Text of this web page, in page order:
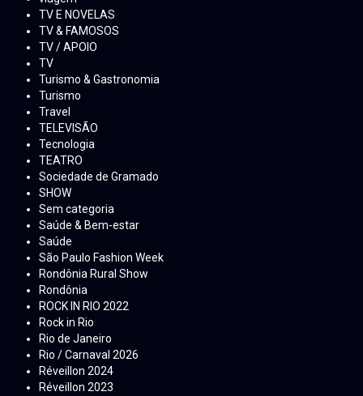
TV E NOVELAS
TV & FAMOSOS
TV / APOIO
TV
Turismo & Gastronomia
Turismo
Travel
TELEVISÃO
Tecnologia
TEATRO
Sociedade de Gramado
SHOW
Sem categoria
Saúde & Bem-estar
Saúde
São Paulo Fashion Week
Rondônia Rural Show
Rondônia
ROCK IN RIO 2022
Rock in Rio
Rio de Janeiro
Rio / Carnaval 2026
Réveillon 2024
Réveillon 2023